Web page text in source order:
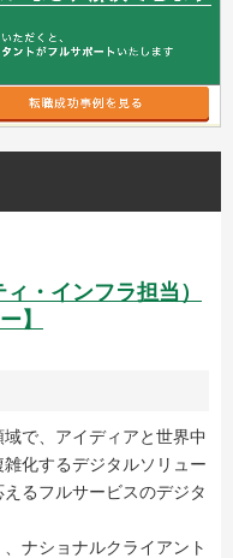
・インフラ担当）
】
で、アイディアと世界中
化するデジタルソリュー
るフルサービスのデジタ
ナショナルクライアント